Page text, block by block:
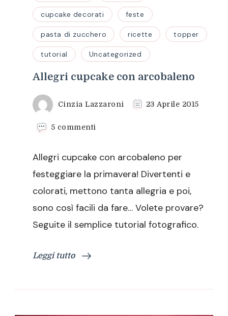
cupcake decorati feste
pasta di zucchero ricette topper
tutorial Uncategorized
Allegri cupcake con arcobaleno
Cinzia Lazzaroni 23 Aprile 2015
5 commenti
con
arcobaleno
Allegri cupcake con arcobaleno per
festeggiare la primavera! Divertenti e
colorati, mettono tanta allegria e poi,
sono così facili da fare… Volete provare?
Seguite il semplice tutorial fotografico.
Leggi tutto